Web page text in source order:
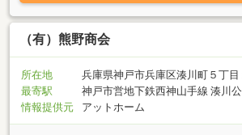
（有）熊野商会
所在地
兵庫県神戸市兵庫区湊川町５丁目
最寄駅
神戸市営地下鉄西神山手線 湊川
情報提供元
アットホーム